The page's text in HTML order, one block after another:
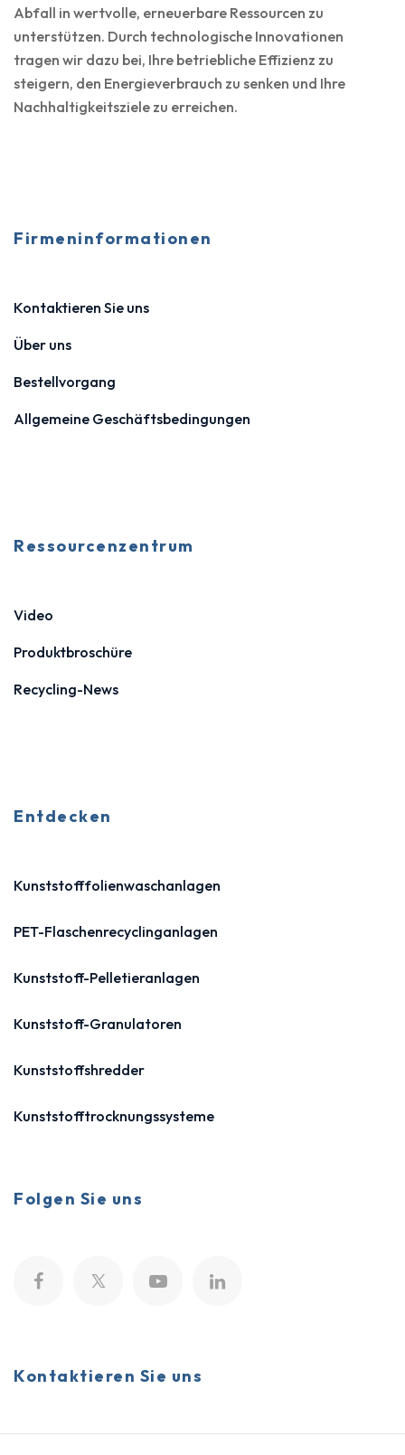
Abfall in wertvolle, erneuerbare Ressourcen zu
unterstützen. Durch technologische Innovationen
tragen wir dazu bei, Ihre betriebliche Effizienz zu
steigern, den Energieverbrauch zu senken und Ihre
Nachhaltigkeitsziele zu erreichen.
Firmeninformationen
Kontaktieren Sie uns
Über uns
Bestellvorgang
Allgemeine Geschäftsbedingungen
Ressourcenzentrum
Video
Produktbroschüre
Recycling-News
Entdecken
Kunststofffolienwaschanlagen
PET-Flaschenrecyclinganlagen
Kunststoff-Pelletieranlagen
Kunststoff-Granulatoren
Kunststoffshredder
Kunststofftrocknungssysteme
Folgen Sie uns
Kontaktieren Sie uns